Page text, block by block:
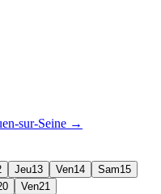
sur-Seine →
Jeu13 Ven14 Sam15
Ven21